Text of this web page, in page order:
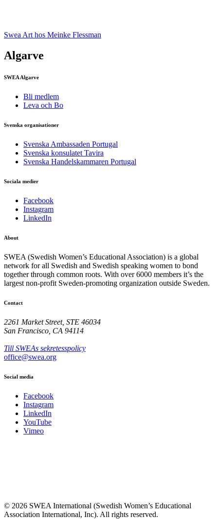
Swea Art hos Meinke Flessman
Algarve
SWEA Algarve
Bli medlem
Leva och Bo
Svenska organisationer
Svenska Ambassaden Portugal
Svenska konsulatet Tavira
Svenska Handelskammaren Portugal
Sociala medier
Facebook
Instagram
LinkedIn
About
SWEA (Swedish Women’s Educational Association) is a global
network for all Swedish and Swedish speaking women to bond
together through common roots. With over 6000 members it’s the
largest non-profit Sweden-promoting organization outside Sweden.
Contact
2261 Market Street, STE 46034
San Francisco, CA 94114
Till SWEAs sekretesspolicy
office@swea.org
Social media
Facebook
Instagram
LinkedIn
YouTube
Vimeo
© 2026 SWEA International (Swedish Women’s Educational
Association International, Inc). All rights reserved.